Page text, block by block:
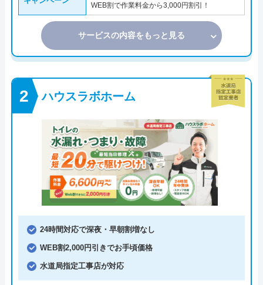
WEB割で作業料金から3,000円割引！
サービスの内容をもっと見る
ハウスラボホーム
24時間対応で深夜・早朝割増なし
WEB割2,000円引きでお手頃価格
水道局指定工事店が対応